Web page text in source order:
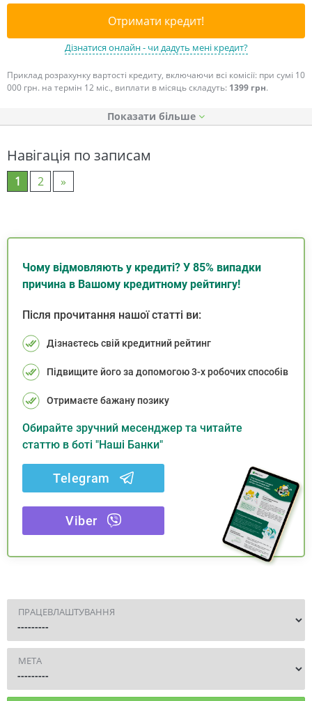
Отримати кредит!
Дізнатися онлайн - чи дадуть мені кредит?
Приклад розрахунку вартості кредиту, включаючи всі комісії: при сумі 10
000 грн. на термін 12 міс., виплати в місяць складуть: 1399 грн.
Показати
Навігація по записам
1 2 »
Чому відмовляють у кредиті? У 85% випадки
причина в Вашому кредитному рейтингу!
Після прочитання нашої статті ви:
Дізнаєтесь свій кредитний рейтинг
Підвищите його за допомогою 3-х робочих способів
Отримаєте бажану позику
Обирайте зручний месенджер та читайте
статтю в боті "Наші Банки"
Telegram
Viber
ПРАЦЕВЛАШТУВАННЯ
МЕТА